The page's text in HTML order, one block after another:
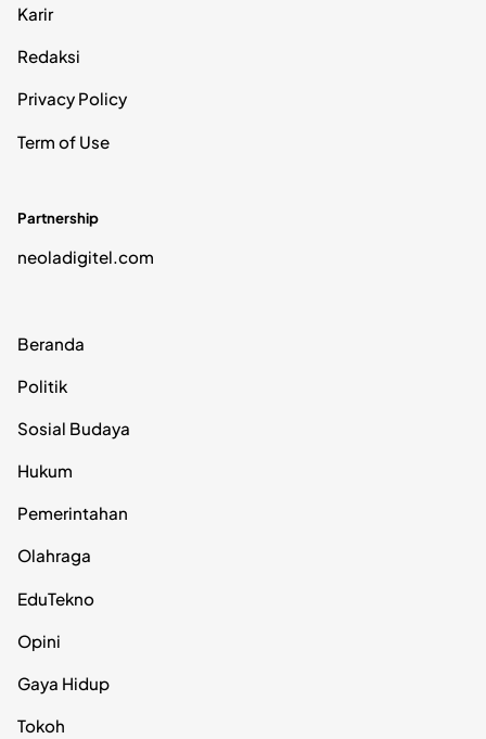
Karir
Redaksi
Privacy Policy
Term of Use
Partnership
neoladigitel.com
Beranda
Politik
Sosial Budaya
Hukum
Pemerintahan
Olahraga
EduTekno
Opini
Gaya Hidup
Tokoh